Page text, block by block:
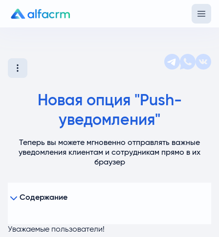
Новая опция "Push-
уведомления"
Теперь вы можете мгновенно отправлять важные
уведомления клиентам и сотрудникам прямо в их
браузер
Содержание
Уважаемые пользователи!